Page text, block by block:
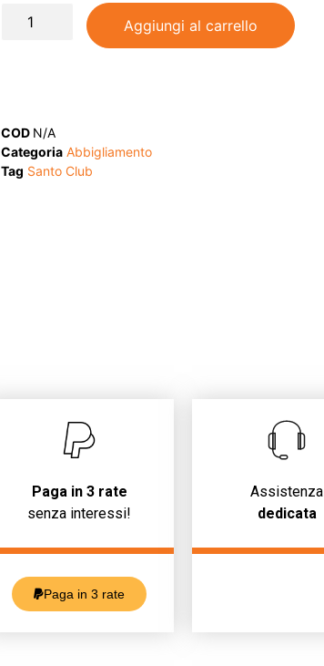
Aggiungi al carrello
COD N/A
Categoria Abbigliamento
Tag Santo Club
Paga in 3 rate
senza interessi!
Paga in 3 rate
Assistenza
dedicata